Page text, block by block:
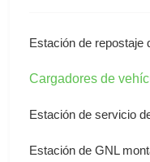
Estación de repostaje
Cargadores de
Estación de servicio
Estación de GNL